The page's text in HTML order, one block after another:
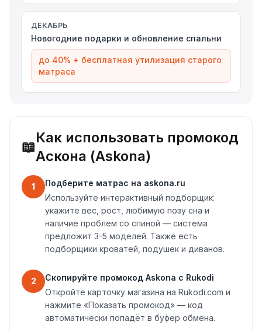
ДЕКАБРЬ
Новогодние подарки и обновление спальни
до 40% + бесплатная утилизация старого
матраса
📖
Как использовать промокод
Аскона (Askona)
1
Подберите матрас на askona.ru
Используйте интерактивный подборщик:
укажите вес, рост, любимую позу сна и
наличие проблем со спиной — система
предложит 3-5 моделей. Также есть
подборщики кроватей, подушек и диванов.
2
Скопируйте промокод Askona с Rukodi
Откройте карточку магазина на Rukodi.com и
нажмите «Показать промокод» — код
автоматически попадёт в буфер обмена.